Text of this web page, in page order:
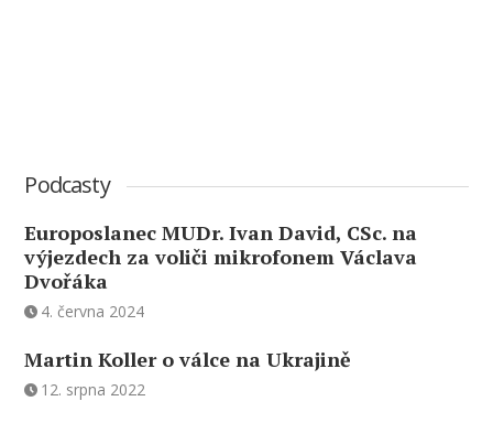
Podcasty
Europoslanec MUDr. Ivan David, CSc. na
výjezdech za voliči mikrofonem Václava
Dvořáka
4. června 2024
Martin Koller o válce na Ukrajině
12. srpna 2022